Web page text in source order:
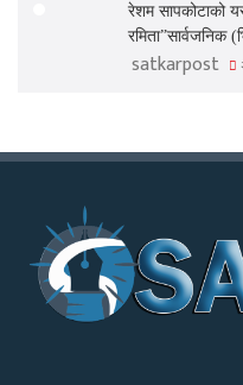
रेशम सापकोटाको
रमिता”सार्वजनिक
satkarpost